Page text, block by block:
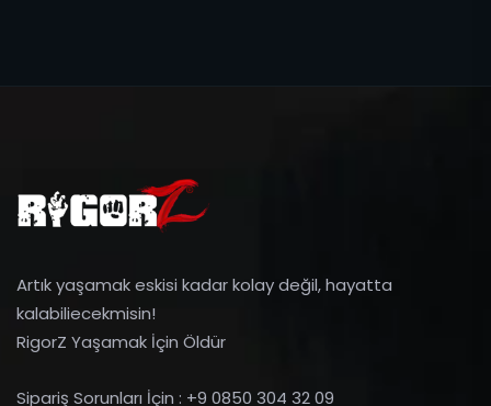
Artık yaşamak eskisi kadar kolay değil, hayatta
kalabiliecekmisin!
RigorZ Yaşamak İçin Öldür
Sipariş Sorunları İçin : +9 0850 304 32 09